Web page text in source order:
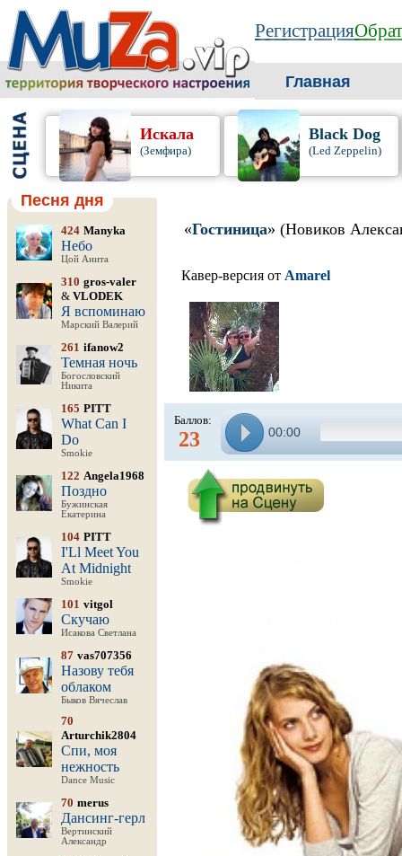
Регистрация
Главная
Искала
(Земфира)
Black Dog
(Led Zeppelin)
Песня дня
424 Manyka
Небо
Цой Анита
310 gros-valer
& VLODEK
Я вспоминаю
Марский Валерий
261 ifanow2
Темная ночь
Богословский
Никита
165 PITT
What Can I
Do
Smokie
122 Angela1968
Поздно
Бужинская
Екатерина
104 PITT
I'Ll Meet You
At Midnight
Smokie
101 vitgol
Скучаю
Исакова Светлана
87 vas707356
Назову тебя
облаком
Быков Вячеслав
70
Arturchik2804
Спи, моя
нежность
Dance Music
70 merus
Дансинг-герл
Вертинский
Александр
«Гостиница» (Новиков
Кавер-версия от Amarel
Баллов:
23 00:00